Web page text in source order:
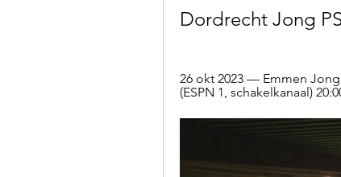
Dordrecht Jong
26 okt 2023 — Emmen
(ESPN 1, schakelkanaal)